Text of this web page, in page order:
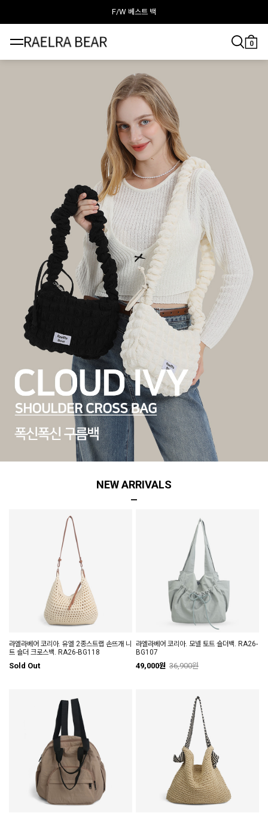
F/W 베스트 백
라엘라베어가 추천하는 이달의 백
0
NEW ARRIVALS
라엘라베어 코리아. 유엘 2종스트랩 손뜨개 니
트 숄더 크로스백. RA26-BG118
Sold Out
라엘라베어 코리아. 모넬 토트 숄더백. RA26-
BG107
49,000원 36,900원